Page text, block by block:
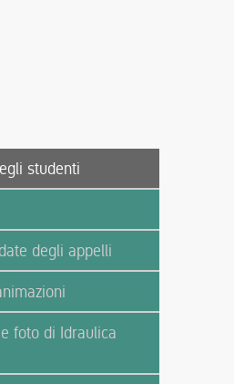
studenti
degli appelli
foto di Idraulica